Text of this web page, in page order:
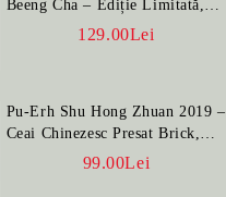
Beeng Cha – Ediție Limitată,
129.00Lei
Pu-Erh Shu Hong Zhuan 2019 –
Ceai Chinezesc Presat Brick,
99.00Lei